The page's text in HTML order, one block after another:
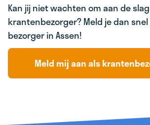
Kan jij niet wachten om aan de
krantenbezorger? Meld je dan
bezorger in Assen!
Meld mij aan als